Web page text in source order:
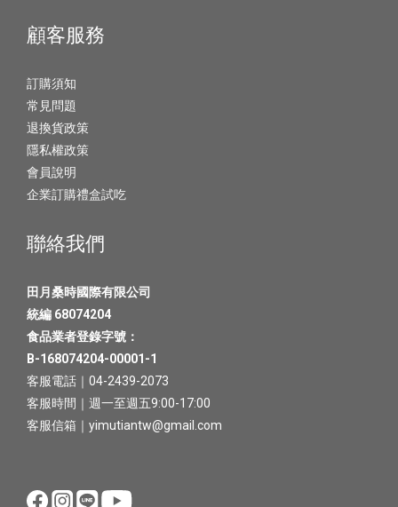
顧客服務
訂購須知
常見問題
退換貨政策
隱私權政策
會員說明
企業訂購禮盒試吃
聯絡我們
田月桑時國際有限公司
統編 68074204
食品業者登錄字號：
B-168074204-00001-1
客服電話｜04-2439-2073
客服時間｜週一至週五9:00-17:00
客服信箱｜yimutiantw@gmail.com